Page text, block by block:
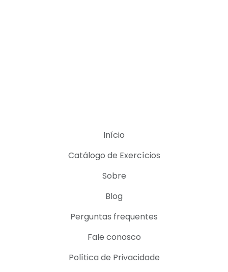
Início
Catálogo de Exercícios
Sobre
Blog
Perguntas frequentes
Fale conosco
Política de Privacidade